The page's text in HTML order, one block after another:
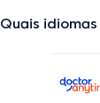
Quais